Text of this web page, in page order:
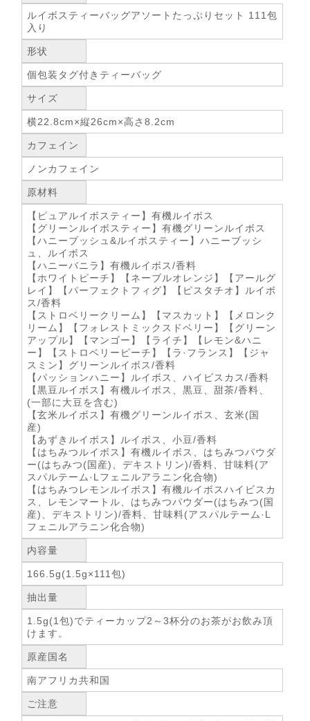
ルイボスティーバッグアソートたっぷりセット 111包
入り
形状
個包装タグ付きティーバッグ
サイズ
横22.8cm×縦26cm×高さ8.2cm
カフェイン
ノンカフェイン
原材料
【ピュアルイボスティー】有機ルイボス
【グリーンルイボスティー】有機グリーンルイボス
【ハニーブッシュ&ルイボスティー】ハニーブッシ
ュ、ルイボス
【ハニーバニラ】有機ルイボス/香料
【ホワイトピーチ】【ネーブルオレンジ】【アールグ
レイ】【パーフェクトフィグ】【ピスタチオ】ルイボ
ス/香料
【ストロベリークリーム】【マスカット】【メロンク
リーム】【フォレストミックスドベリー】【グリーン
アップル】【マンゴー】【ライチ】【レモン&ハニ
ー】【ストロベリーピーチ】【ラ·フランス】【ジャ
スミン】グリーンルイボス/香料
【パッションハニー】ルイボス、ハイビスカス/香料
【黒豆ルイボス】有機ルイボス、黒豆、甜茶/香料、
(一部に大豆を含む)
【玄米ルイボス】有機グリーンルイボス、玄米(国
産)
【あずきルイボス】ルイボス、小豆/香料
【はちみつルイボス】有機ルイボス、はちみつパウダ
ー(はちみつ(国産)、デキストリン)/香料、甘味料(ア
スパルテーム·Lフェニルアラニン化合物)
【はちみつレモンルイボス】有機ルイボスハイビスカ
ス、レモンマートル、はちみつパウダー(はちみつ(国
産)、デキストリン)/香料、甘味料(アスパルテーム·L
フェニルアラニン化合物)
内容量
166.5g(1.5g×111包)
抽出量
1.5g(1包)でティーカップ2～3杯分のお茶がお飲み頂
けます。
原産国名
南アフリカ共和国
ご注意